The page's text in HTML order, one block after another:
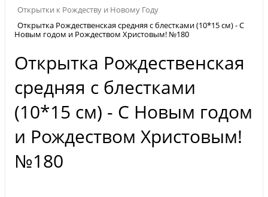
Открытки к Рождеству и Новому Году
Открытка Рождественская средняя с блестками (10*15 см) - С
Новым годом и Рождеством Христовым! №180
Открытка Рождественская
средняя с блестками
(10*15 см) - С Новым годом
и Рождеством Христовым!
№180